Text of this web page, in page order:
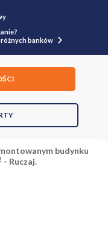
banków
budynku
- Ruczaj.